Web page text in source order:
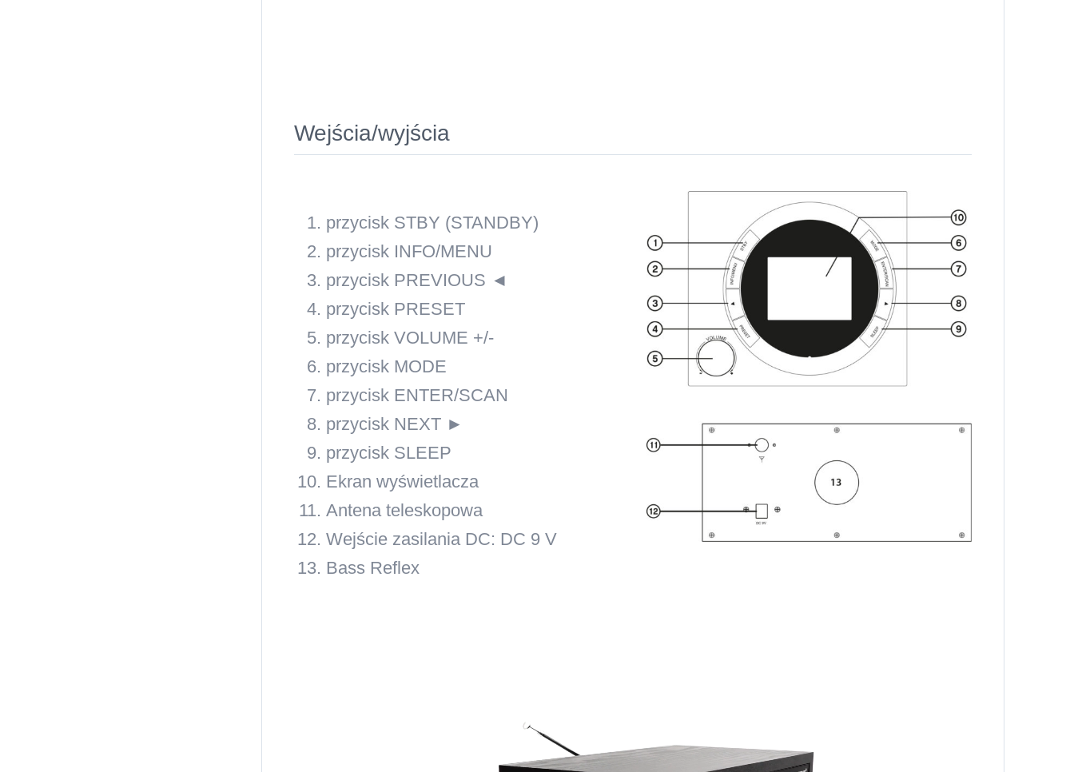
Wejścia/wyjścia
przycisk STBY (STANDBY)
przycisk INFO/MENU
przycisk PREVIOUS ◄
przycisk PRESET
przycisk VOLUME +/-
przycisk MODE
przycisk ENTER/SCAN
przycisk NEXT ►
przycisk SLEEP
Ekran wyświetlacza
Antena teleskopowa
Wejście zasilania DC: DC 9 V
Bass Reflex